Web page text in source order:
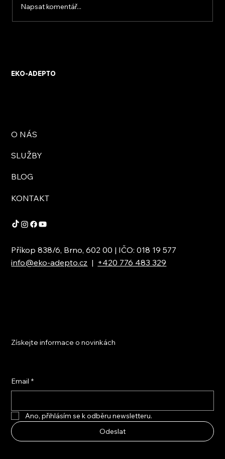
Napsat komentář...
EKO-ADEPTO
O NÁS
SLUŽBY
BLOG
KONTAKT
Příkop 838/6, Brno, 602 00 | IČO: 018 19 577
info@eko-adepto.cz | +420 776 483 329
Získejte informace o novinkách
Email *
Ano, přihlásím se k odběru newsletteru.
Odeslat